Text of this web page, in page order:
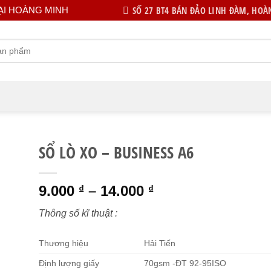
HOÀNG MINH SỐ 27 BT4 BÁN ĐẢO LINH ĐÀM,
SỔ LÒ XO – BUSINESS A6
9.000 ₫ – 14.000 ₫Khoảng
đến
14.000 ₫
Thông số kĩ thuật :
Thương hiệu Hải Tiến
Định lượng giấy 70gsm -ĐT 92-95ISO